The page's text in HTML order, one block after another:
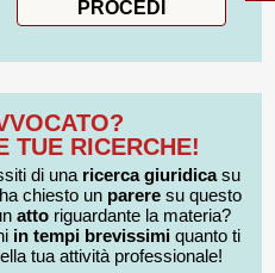
TUE RICERCHE!
di una ricerca giuridicasu
chiesto un pareresu questo
atto riguardante la materia?
in tempi brevissimiquanto ti
tua attività professionale!